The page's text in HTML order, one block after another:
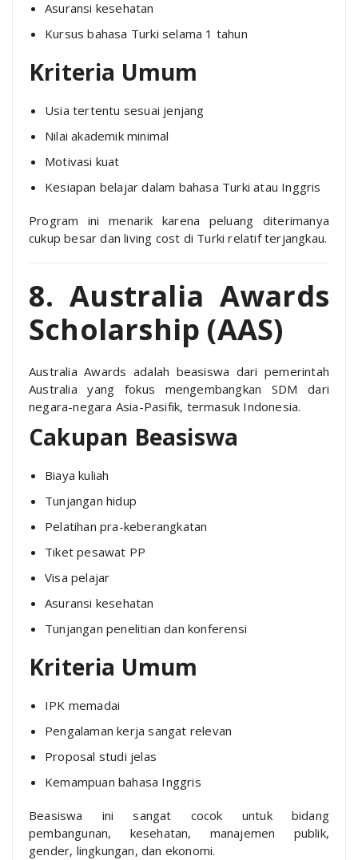
Asuransi kesehatan
Kursus bahasa Turki selama 1 tahun
Kriteria Umum
Usia tertentu sesuai jenjang
Nilai akademik minimal
Motivasi kuat
Kesiapan belajar dalam bahasa Turki atau Inggris
Program ini menarik karena peluang diterimanya
cukup besar dan living cost di Turki relatif terjangkau.
8. Australia Awards
Scholarship (AAS)
Australia Awards adalah beasiswa dari pemerintah
Australia yang fokus mengembangkan SDM dari
negara-negara Asia-Pasifik, termasuk Indonesia.
Cakupan Beasiswa
Biaya kuliah
Tunjangan hidup
Pelatihan pra-keberangkatan
Tiket pesawat PP
Visa pelajar
Asuransi kesehatan
Tunjangan penelitian dan konferensi
Kriteria Umum
IPK memadai
Pengalaman kerja sangat relevan
Proposal studi jelas
Kemampuan bahasa Inggris
Beasiswa ini sangat cocok untuk bidang
pembangunan, kesehatan, manajemen publik,
gender, lingkungan, dan ekonomi.